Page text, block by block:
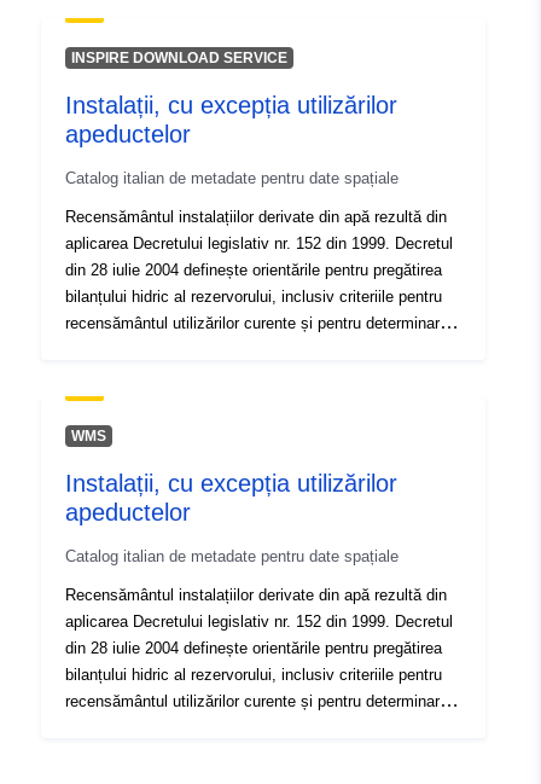
cum se prevede la articolul 7 alineatul (3) din Decretul
legislativ nr. 18/2003.
INSPIRE DOWNLOAD SERVICE
Instalații, cu excepția utilizărilor
apeductelor
Catalog italian de metadate pentru date spațiale
Recensământul instalațiilor derivate din apă rezultă din
aplicarea Decretului legislativ nr. 152 din 1999. Decretul
din 28 iulie 2004 definește orientările pentru pregătirea
bilanțului hidric al rezervorului, inclusiv criteriile pentru
recensământul utilizărilor curente și pentru determinarea
prevede la articolul 7 alineatul 3 din Decretul legislativ
nr. 18/2003.
WMS
Instalații, cu excepția utilizărilor
apeductelor
Catalog italian de metadate pentru date spațiale
Recensământul instalațiilor derivate din apă rezultă din
aplicarea Decretului legislativ nr. 152 din 1999. Decretul
din 28 iulie 2004 definește orientările pentru pregătirea
bilanțului hidric al rezervorului, inclusiv criteriile pentru
recensământul utilizărilor curente și pentru determinarea